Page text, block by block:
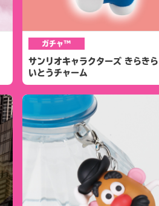
ガチャ™
サンリオキャラクターズ きらき
いとうチャーム